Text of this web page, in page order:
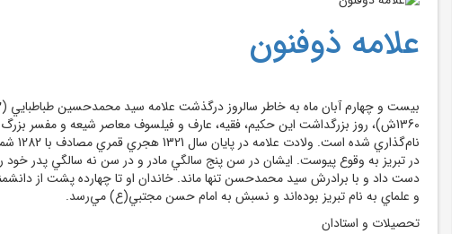
علامه ذوفنون
1360ش)، روز بزرگداشت اين حکيم، فقيه، عارف و فيلسوف معاصر شيعه و مفسر
نام‌گذاري شده است.
در تبريز به وقوع پيوست. ايشان در سن پنج سالگي مادر و در سن نه سالگي پدر خود
دست داد و با برادرش سيد محمدحسن تنها ماند. خاندان او تا چهارده پشت از
و علماي به نام تبريز بوده‌اند و نسبش به امام حسن مجتبي(ع) مي‌رسد.
تحصيلات و استادان